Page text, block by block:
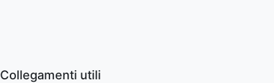
Collegamenti utili